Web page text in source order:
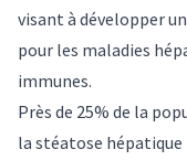
visant à développer
pour les maladies
immunes.
Près de 25% de la
la stéatose hépatique